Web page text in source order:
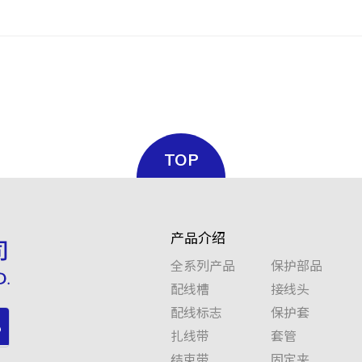
TOP
产品介绍
全系列产品
配线槽
配线标志
扎线带
保护部品
接线头
保护套
套管